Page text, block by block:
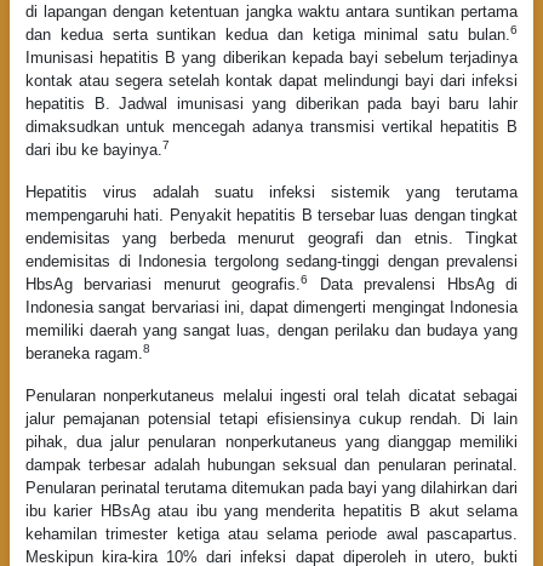
di lapangan dengan ketentuan jangka waktu antara suntikan pertama
dan kedua serta suntikan kedua dan ketiga minimal satu bulan. 6
Imunisasi hepatitis B yang diberikan kepada bayi sebelum terjadinya
kontak atau segera setelah kontak dapat melindungi bayi dari infeksi
hepatitis B. Jadwal imunisasi yang diberikan pada bayi baru lahir
dimaksudkan untuk mencegah adanya transmisi vertikal hepatitis B
dari ibu ke bayinya. 7
Hepatitis virus adalah suatu infeksi sistemik yang terutama
mempengaruhi hati. Penyakit hepatitis B tersebar luas dengan tingkat
endemisitas yang berbeda menurut geografi dan etnis. Tingkat
endemisitas di Indonesia tergolong sedang-tinggi dengan prevalensi
HbsAg bervariasi menurut geografis.6
Data prevalensi HbsAg di
Indonesia sangat bervariasi ini, dapat dimengerti mengingat Indonesia
memiliki daerah yang sangat luas, dengan perilaku dan budaya yang
beraneka ragam. 8
Penularan nonperkutaneus melalui ingesti oral telah dicatat sebagai
jalur pemajanan potensial tetapi efisiensinya cukup rendah. Di lain
pihak, dua jalur penularan nonperkutaneus yang dianggap memiliki
dampak terbesar adalah hubungan seksual dan penularan perinatal.
Penularan perinatal terutama ditemukan pada bayi yang dilahirkan dari
ibu karier HBsAg atau ibu yang menderita hepatitis B akut selama
kehamilan trimester ketiga atau selama periode awal pascapartus.
Meskipun kira-kira 10% dari infeksi dapat diperoleh in utero, bukti